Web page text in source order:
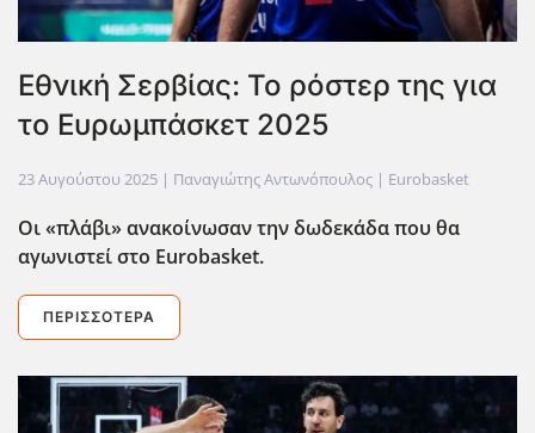
Εθνική Σερβίας: Το ρόστερ της για
το Ευρωμπάσκετ 2025
23 Αυγούστου 2025 | Παναγιώτης Αντωνόπουλος | Eurobasket
Οι «πλάβι» ανακοίνωσαν την δωδεκάδα που θα
αγωνιστεί στο Eurobasket.
ΠΕΡΙΣΣΌΤΕΡΑ